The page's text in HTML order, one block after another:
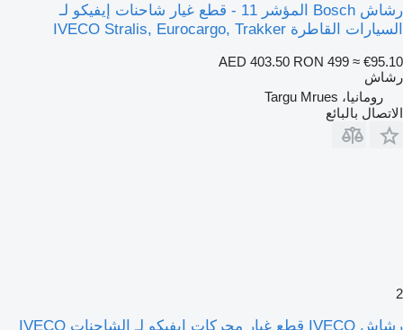
رشاش Bosch المؤشر 11 - قطع غيار شاحنات إيفيكو لـ
السيارات القاطرة IVECO Stralis, Eurocargo, Trakker
AED 403.50 RON 499 ≈ €95.10
رشاش
رومانيا، Targu Mrues
الاتصال بالبائع
2
رشاش IVECO قطع غيار محركات إيفيكو لـ الشاحنات IVECO